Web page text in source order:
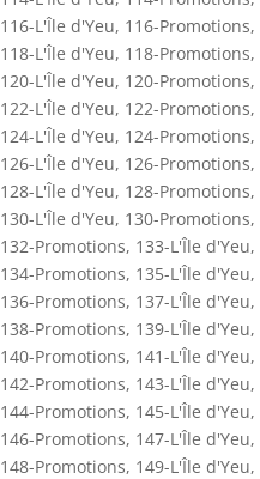
116-L'Île d'Yeu, 116-Promotions,
118-L'Île d'Yeu, 118-Promotions,
120-L'Île d'Yeu, 120-Promotions,
122-L'Île d'Yeu, 122-Promotions,
124-L'Île d'Yeu, 124-Promotions,
126-L'Île d'Yeu, 126-Promotions,
128-L'Île d'Yeu, 128-Promotions,
130-L'Île d'Yeu, 130-Promotions,
132-Promotions, 133-L'Île d'Yeu,
134-Promotions, 135-L'Île d'Yeu,
136-Promotions, 137-L'Île d'Yeu,
138-Promotions, 139-L'Île d'Yeu,
140-Promotions, 141-L'Île d'Yeu,
142-Promotions, 143-L'Île d'Yeu,
144-Promotions, 145-L'Île d'Yeu,
146-Promotions, 147-L'Île d'Yeu,
148-Promotions, 149-L'Île d'Yeu,